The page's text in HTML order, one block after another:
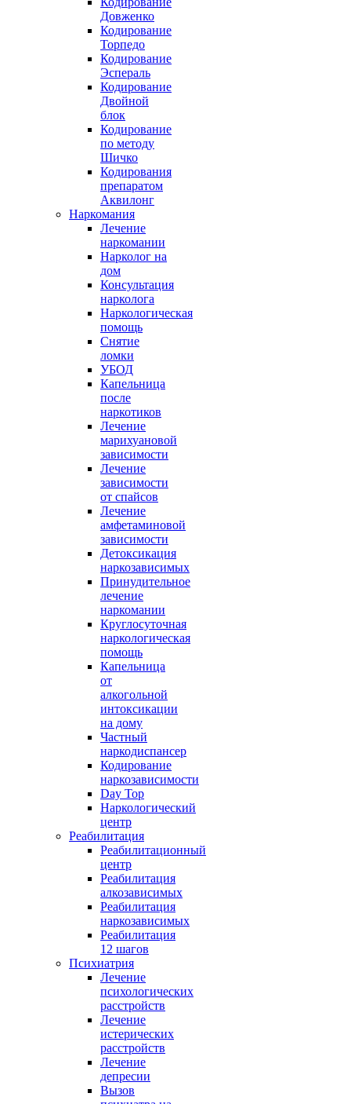
Довженко
Кодирование
Торпедо
Кодирование
Эспераль
Кодирование
Двойной
блок
Кодирование
по методу
Шичко
Кодирования
препаратом
Аквилонг
Наркомания
Лечение
наркомании
Нарколог на
дом
Консультация
нарколога
Наркологическая
помощь
Снятие
ломки
УБОД
Капельница
после
наркотиков
Лечение
марихуановой
зависимости
Лечение
зависимости
от спайсов
Лечение
амфетаминовой
зависимости
Детоксикация
наркозависимых
Принудительное
лечение
наркомании
Круглосуточная
наркологическая
помощь
Капельница
от
алкогольной
интоксикации
на дому
Частный
наркодиспансер
Кодирование
наркозависимости
Day Top
Наркологический
центр
Реабилитация
Реабилитационный
центр
Реабилитация
алкозависимых
Реабилитация
наркозависимых
Реабилитация
12 шагов
Психиатрия
Лечение
психологических
расстройств
Лечение
истерических
расстройств
Лечение
депресии
Вызов